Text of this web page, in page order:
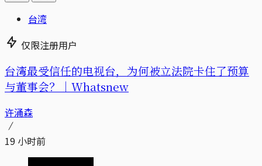
台湾
仅限注册用户
台湾最受信任的电视台，为何被立法院卡住了预算
与董事会？｜Whatsnew
许涌森
19 小时前